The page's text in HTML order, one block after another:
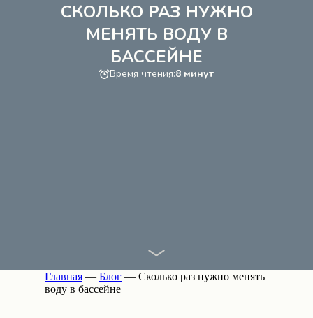
СКОЛЬКО РАЗ НУЖНО
МЕНЯТЬ ВОДУ В
БАССЕЙНЕ
Время чтения:8 минут
Главная — Блог — Сколько раз нужно менять
воду в бассейне